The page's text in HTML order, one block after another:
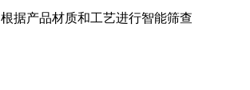
根据产品材质和工艺进行智能筛查